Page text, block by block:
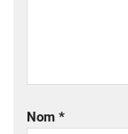
Nom *